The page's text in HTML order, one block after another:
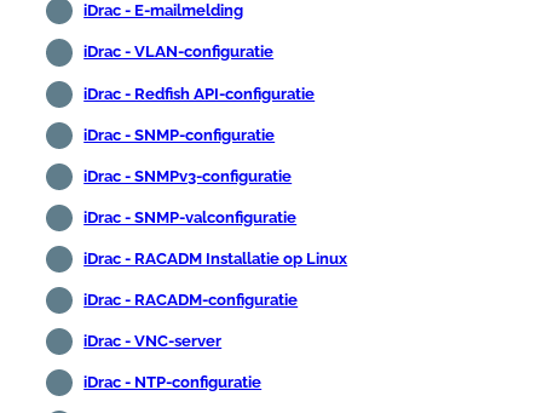
iDrac - E-mailmelding
iDrac - VLAN-configuratie
iDrac - Redfish API-configuratie
iDrac - SNMP-configuratie
iDrac - SNMPv3-configuratie
iDrac - SNMP-valconfiguratie
iDrac - RACADM Installatie op Linux
iDrac - RACADM-configuratie
iDrac - VNC-server
iDrac - NTP-configuratie